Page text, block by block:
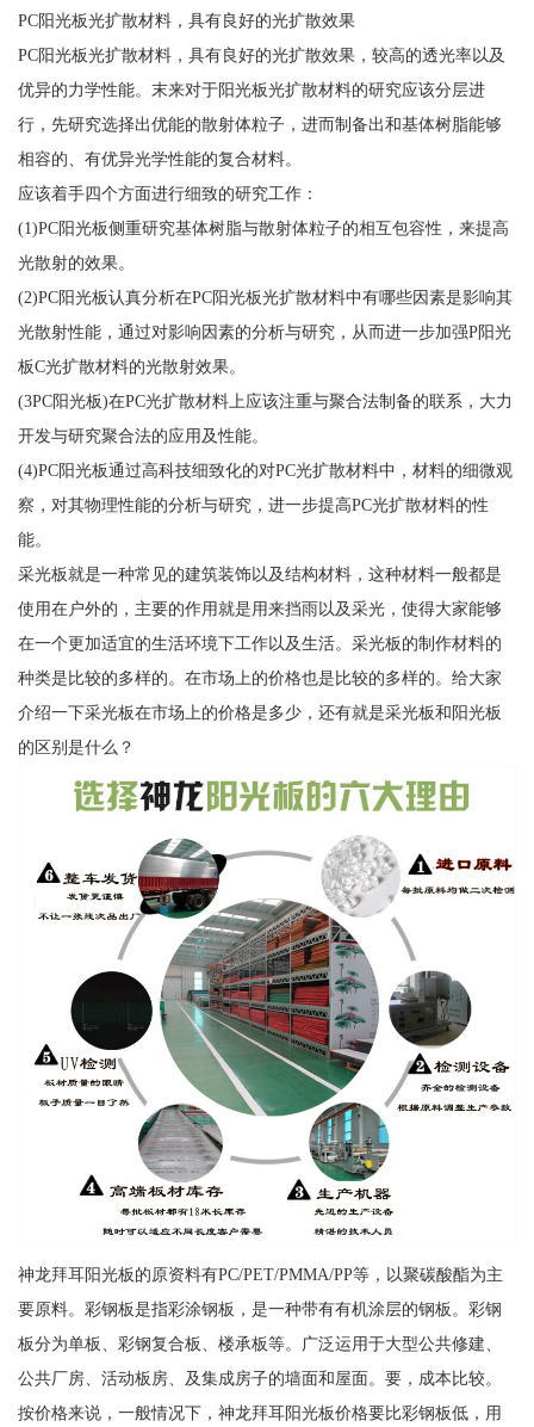
PC阳光板光扩散材料，具有良好的光扩散效果
PC阳光板光扩散材料，具有良好的光扩散效果，较高的透光率以及
优异的力学性能。末来对于阳光板光扩散材料的研究应该分层进
行，先研究选择出优能的散射体粒子，进而制备出和基体树脂能够
相容的、有优异光学性能的复合材料。
应该着手四个方面进行细致的研究工作：
(1)PC阳光板侧重研究基体树脂与散射体粒子的相互包容性，来提高
光散射的效果。
(2)PC阳光板认真分析在PC阳光板光扩散材料中有哪些因素是影响其
光散射性能，通过对影响因素的分析与研究，从而进一步加强P阳光
板C光扩散材料的光散射效果。
(3PC阳光板)在PC光扩散材料上应该注重与聚合法制备的联系，大力
开发与研究聚合法的应用及性能。
(4)PC阳光板通过高科技细致化的对PC光扩散材料中，材料的细微观
察，对其物理性能的分析与研究，进一步提高PC光扩散材料的性
能。
采光板就是一种常见的建筑装饰以及结构材料，这种材料一般都是
使用在户外的，主要的作用就是用来挡雨以及采光，使得大家能够
在一个更加适宜的生活环境下工作以及生活。采光板的制作材料的
种类是比较的多样的。在市场上的价格也是比较的多样的。给大家
介绍一下采光板在市场上的价格是多少，还有就是采光板和阳光板
的区别是什么？
神龙拜耳阳光板的原资料有PC/PET/PMMA/PP等，以聚碳酸酯为主
要原料。彩钢板是指彩涂钢板，是一种带有有机涂层的钢板。彩钢
板分为单板、彩钢复合板、楼承板等。广泛运用于大型公共修建、
公共厂房、活动板房、及集成房子的墙面和屋面。要，成本比较。
按价格来说，一般情况下，神龙拜耳阳光板价格要比彩钢板低，用